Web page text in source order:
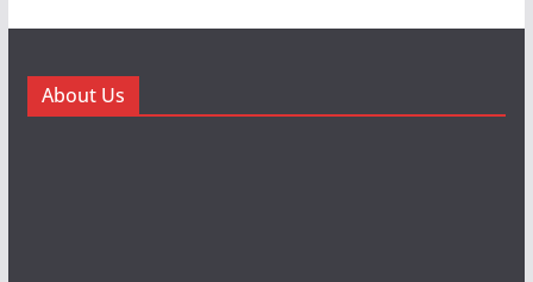
About Us